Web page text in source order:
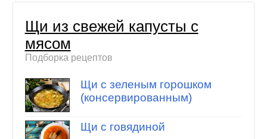
Щи из свежей капусты с
мясом
Подборка рецептов
Щи с зеленым горошком
(консервированным)
Щи с говядиной